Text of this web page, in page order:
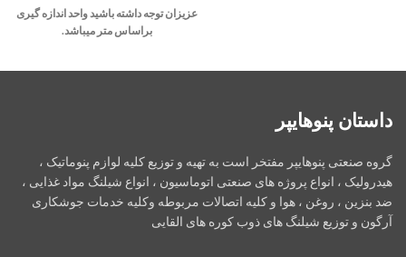
عزیزان توجه داشته باشید واحد اندازه گیری
براساس متر میباشد.
داستان پنوهایپر
گروه صنعتی پنوهایپر مفتخر است به تهیه و توزیع کلیه لوازم پنوماتیک ،
هیدرولیک ، انواع پروژه های صنعتی اتوماسیون ، انواع شیلنگ مواد غذایی ،
ضد بنزین ، روغن ، هوا و کلیه اتصالات مربوطه وکلیه خدمات جوشکاری
آرگون و توزیع شیلنگ های ذوب کوره های القایی